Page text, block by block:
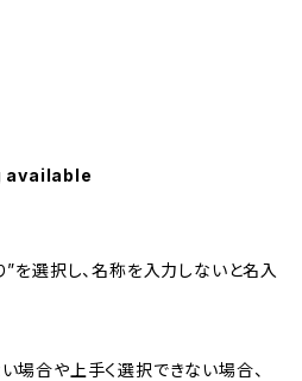
available
を選択し、名称を入力しないと名入
場合や上手く選択できない場合、